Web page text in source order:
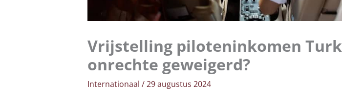
Vrijstelling piloteninkomen
onrechte geweigerd?
Internationaal /29 augustus 2024